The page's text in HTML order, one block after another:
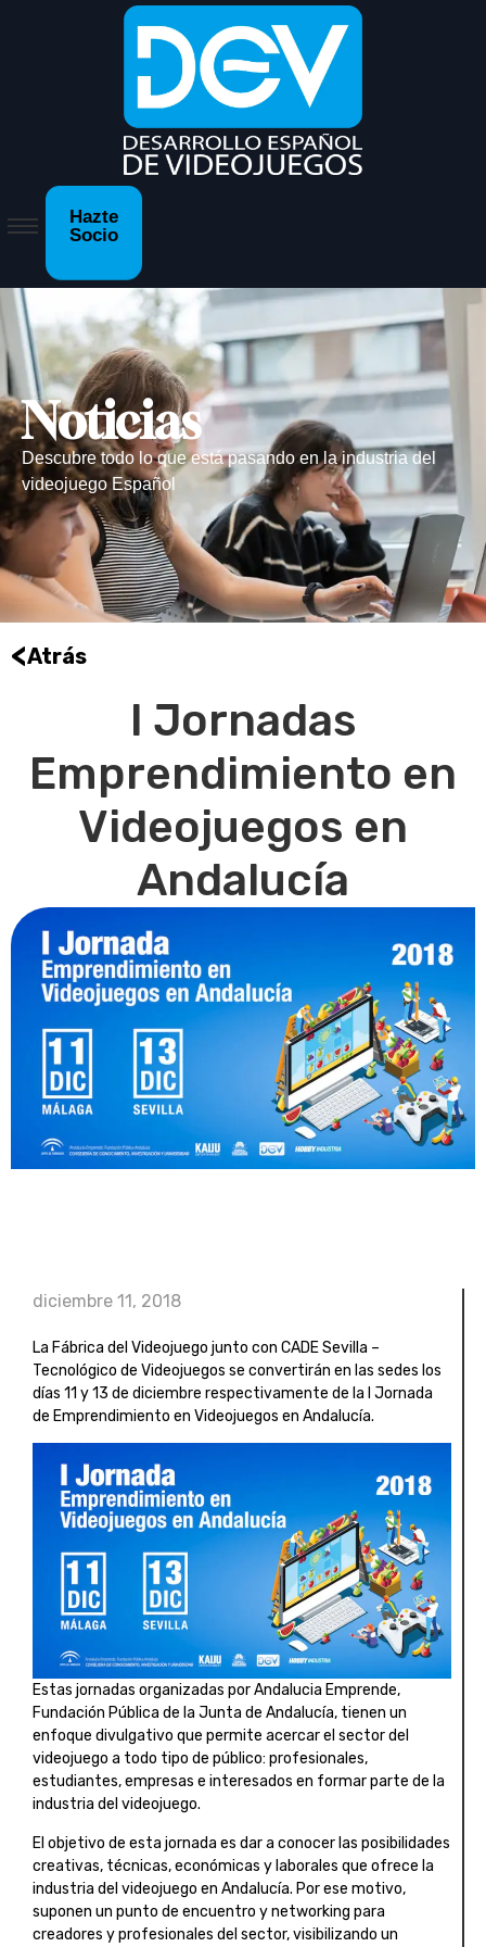
Hazte
Socio
Noticias
Descubre todo lo que está pasando en la industria del
videojuego Español
<Atrás
I Jornadas
Emprendimiento en
Videojuegos en
Andalucía
diciembre 11, 2018
La Fábrica del Videojuego junto con CADE Sevilla –
Tecnológico de Videojuegos se convertirán en las sedes los
días 11 y 13 de diciembre respectivamente de la I Jornada
de Emprendimiento en Videojuegos en Andalucía.
Estas jornadas organizadas por Andalucia Emprende,
Fundación Pública de la Junta de Andalucía, tienen un
enfoque divulgativo que permite acercar el sector del
videojuego a todo tipo de público: profesionales,
estudiantes, empresas e interesados en formar parte de la
industria del videojuego.
El objetivo de esta jornada es dar a conocer las posibilidades
creativas, técnicas, económicas y laborales que ofrece la
industria del videojuego en Andalucía. Por ese motivo,
suponen un punto de encuentro y networking para
creadores y profesionales del sector, visibilizando un